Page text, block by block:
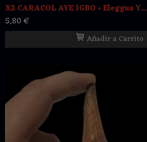
X2 CARACOL AYE IGBO • Eleggua Y...
5,80 €
Añadir a Carrito